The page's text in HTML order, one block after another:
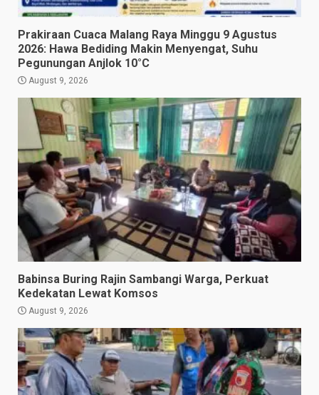
Prakiraan Cuaca Malang Raya Minggu 9 Agustus
2026: Hawa Bediding Makin Menyengat, Suhu
Pegunungan Anjlok 10°C
August 9, 2026
Babinsa Buring Rajin Sambangi Warga, Perkuat
Kedekatan Lewat Komsos
August 9, 2026